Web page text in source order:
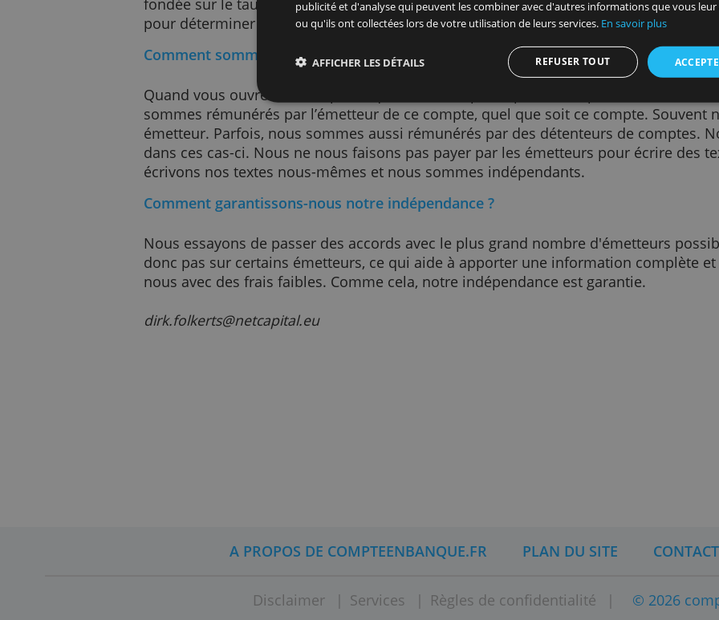
Afin de commencer une comparaison des produits, vous devez choisir
mots de recherche, de catégorie ou remplir un formulaire avant de
votre comparaison. Nous vous montrons le plus grand nombre de
L'ordre des résultats est fondé sur vos mots de recherche et la
fondée sur le taux de demandes. Parfois, notre propre opinion et les
pour déterminer la popularité.
Comment sommes-nous rémunérés sur ce site?
Quand vous ouvrez un compte et que vous êtes passé par ce site pour
sommes rémunérés par l’émetteur de ce compte, quel que soit ce
émetteur. Parfois, nous sommes aussi rémunérés par des détenteurs
dans ces cas-ci. Nous ne nous faisons pas payer par les émetteurs
Ce site Web utilise des cookies
Nous utilisons des cookies pour personnaliser le contenu, les
partageons également des informations sur votre utilisation de notre
publicité et d'analyse qui peuvent les combiner avec d'autres
ou qu'ils ont collectées lors de votre utilisation de leurs services.En
AFFICHER LES DÉTAILS